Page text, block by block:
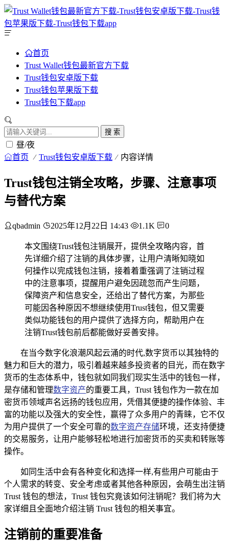
首页
Trust Wallet钱包最新官方下载
Trust钱包安卓版下载
Trust钱包苹果版下载
Trust钱包下载app
搜 索
昼/夜
首页 Trust钱包安卓版下载 内容详情
Trust钱包注销全攻略，步骤、注意事项
与替代方案
qbadmin 2025年12月22日 14:43 1.1K 0
本文围绕Trust钱包注销展开，提供全攻略内容，首
先详细介绍了注销的具体步骤，让用户清晰知晓如
何操作以完成钱包注销，接着着重强调了注销过程
中的注意事项，提醒用户避免因疏忽而产生问题，
保障资产和信息安全，还给出了替代方案，为那些
可能因各种原因不想继续使用Trust钱包，但又需要
类似功能钱包的用户提供了选择方向，帮助用户在
注销Trust钱包前后都能做好妥善安排。
在当今数字化浪潮风起云涌的时代,数字货币以其独特的
魅力和巨大的潜力，吸引着越来越多投资者的目光，而在数字
货币的生态体系中，钱包就如同我们现实生活中的钱包一样，
是存储和管理数字资产的重要工具，Trust 钱包作为一款在加
密货币领域声名远扬的钱包应用，凭借其便捷的操作体验、丰
富的功能以及强大的安全性，赢得了众多用户的青睐，它不仅
为用户提供了一个安全可靠的数字资产存储环境，还支持便捷
的交易服务，让用户能够轻松地进行加密货币的买卖和转账等
操作。
如同生活中会有各种变化和选择一样,有些用户可能由于
个人需求的转变、安全考虑或者其他各种原因，会萌生出注销
Trust 钱包的想法，Trust 钱包究竟该如何注销呢？我们将为大
家详细且全面地介绍注销 Trust 钱包的相关事宜。
注销前的重要准备